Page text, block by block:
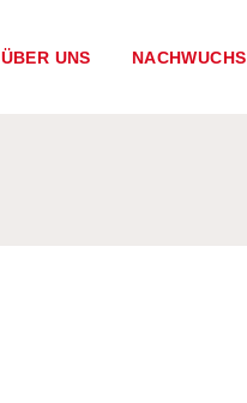
ÜBER UNS NACHWUCHS